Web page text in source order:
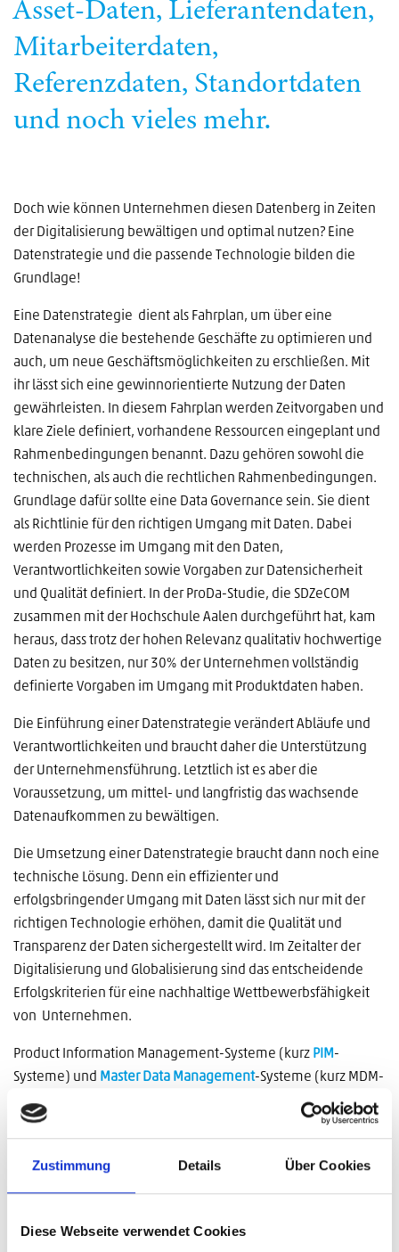
Zustimmung Details Über Cookies
Diese Webseite verwendet Cookies
Asset-Daten, Lieferantendaten,
Mitarbeiterdaten,
Referenzdaten, Standortdaten
und noch vieles mehr.
Doch wie können Unternehmen diesen Datenberg in Zeiten
der Digitalisierung bewältigen und optimal nutzen? Eine
Datenstrategie und die passende Technologie bilden die
Grundlage!
Eine Datenstrategie dient als Fahrplan, um über eine
Datenanalyse die bestehende Geschäfte zu optimieren und
auch, um neue Geschäftsmöglichkeiten zu erschließen. Mit
ihr lässt sich eine gewinnorientierte Nutzung der Daten
gewährleisten. In diesem Fahrplan werden Zeitvorgaben und
klare Ziele definiert, vorhandene Ressourcen eingeplant und
Rahmenbedingungen benannt. Dazu gehören sowohl die
technischen, als auch die rechtlichen Rahmenbedingungen.
Grundlage dafür sollte eine Data Governance sein. Sie dient
als Richtlinie für den richtigen Umgang mit Daten. Dabei
werden Prozesse im Umgang mit den Daten,
Verantwortlichkeiten sowie Vorgaben zur Datensicherheit
und Qualität definiert. In der ProDa-Studie, die SDZeCOM
zusammen mit der Hochschule Aalen durchgeführt hat, kam
heraus, dass trotz der hohen Relevanz qualitativ hochwertige
Daten zu besitzen, nur 30% der Unternehmen vollständig
definierte Vorgaben im Umgang mit Produktdaten haben.
Die Einführung einer Datenstrategie verändert Abläufe und
Verantwortlichkeiten und braucht daher die Unterstützung
der Unternehmensführung. Letztlich ist es aber die
Voraussetzung, um mittel- und langfristig das wachsende
Datenaufkommen zu bewältigen.
Die Umsetzung einer Datenstrategie braucht dann noch eine
technische Lösung. Denn ein effizienter und
erfolgsbringender Umgang mit Daten lässt sich nur mit der
richtigen Technologie erhöhen, damit die Qualität und
Transparenz der Daten sichergestellt wird. Im Zeitalter der
Digitalisierung und Globalisierung sind das entscheidende
Erfolgskriterien für eine nachhaltige Wettbewerbsfähigkeit
von Unternehmen.
Product Information Management-Systeme (kurz PIM-
Systeme) und Master Data Management-Systeme (kurz MDM-
Systeme) unterstützen Unternehmen bei der effizienten
Verwaltung und Steuerung von (Produkt)Daten.
Wann ist ein PIM ausreichend und wann sollte man sich mit
Einsatz von PIM und MDM für Hersteller und Händler? Die